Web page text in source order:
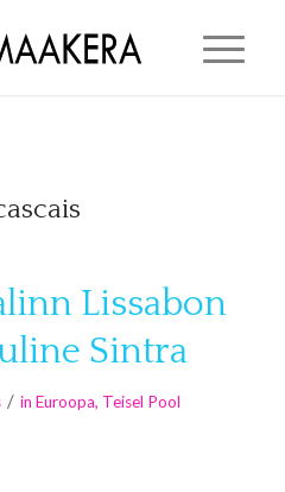
Lissabon
Sintra
/ in Euroopa, Teisel Pool